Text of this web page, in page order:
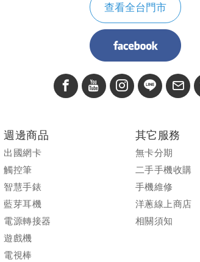
查看全台門市
週邊商品
出國網卡
觸控筆
智慧手錶
藍芽耳機
電源轉接器
遊戲機
電視棒
其它服務
無卡分期
二手手機收購
手機維修
洋蔥線上商店
相關須知